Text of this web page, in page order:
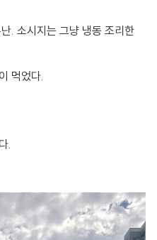
. 소시지는 그냥 냉동 조리한
먹었다.
.